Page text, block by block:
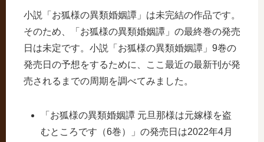
小説「お狐様の異類婚姻譚」は未完結の作品です。
そのため、「お狐様の異類婚姻譚」の最終巻の発売
日は未定です。小説「お狐様の異類婚姻譚」9巻の
発売日の予想をするために、ここ最近の最新刊が発
売されるまでの周期を調べてみました。
「お狐様の異類婚姻譚 元旦那様は元嫁様を盗
むところです（6巻）」の発売日は2022年4月